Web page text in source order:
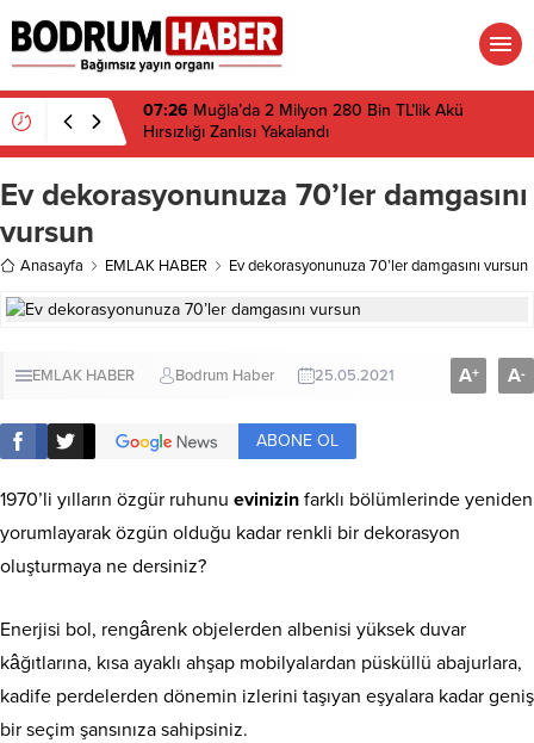
07:26 Muğla’da 2 Milyon 280 Bin TL’lik Akü
Hırsızlığı Zanlısı Yakalandı
Ev dekorasyonunuza 70’ler damgasını
vursun
Anasayfa EMLAK HABER Ev dekorasyonunuza 70’ler damgasını vursun
EMLAK HABER Bodrum Haber 25.05.2021 A+ A-
ABONE OL
1970’li yılların özgür ruhunu evinizin farklı bölümlerinde yeniden
yorumlayarak özgün olduğu kadar renkli bir dekorasyon
oluşturmaya ne dersiniz?
Enerjisi bol, rengârenk objelerden albenisi yüksek duvar
kâğıtlarına, kısa ayaklı ahşap mobilyalardan püsküllü abajurlara,
kadife perdelerden dönemin izlerini taşıyan eşyalara kadar geniş
bir seçim şansınıza sahipsiniz.